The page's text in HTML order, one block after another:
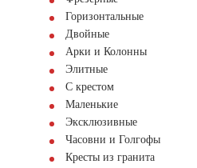
Горизонтальные
Двойные
Арки и Колонны
Элитные
С крестом
Маленькие
Эксклюзивные
Часовни и Голгофы
Кресты из гранита